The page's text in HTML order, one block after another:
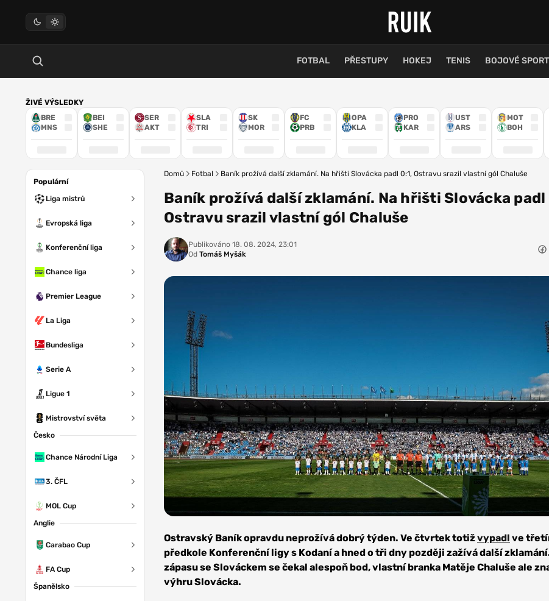
FOTBAL PŘESTUPY HOKEJ TENIS BOJOVÉ
ŽIVÉ VÝSLEDKY
BRE
MNS
BEI
SHE
SER
AKT
SLA
TRI
SK
MOR
FC
PRB
OPA
KLA
PRO
KAR
UST
ARS
MOT
BOH
Populární
Liga mistrů
Evropská liga
Konferenční liga
Chance liga
Premier League
La Liga
Bundesliga
Serie A
Ligue 1
Mistrovství světa
Česko
Chance Národní Liga
3. ČFL
MOL Cup
Anglie
Carabao Cup
FA Cup
Španělsko
Domů Fotbal Baník prožívá další zklamání. Na hřišti Slovácka padl 0:1, Ostravu srazil vlastní gól Chaluše
Baník prožívá další zklamání. Na hřišti Slovácka padl
Ostravu srazil vlastní gól Chaluše
Publikováno 18. 08. 2024, 23:01
Od Tomáš Myšák
Jablonec
Ostravský Baník opravdu neprožívá dobrý týden. Ve čtvrtek totižvypadl ve
předkole Konferenční ligy s Kodaní a hned o tři dny později zažívá další
zápasu se Slováckem se čekal alespoň bod, vlastní branka Matěje Chaluše ale
výhru Slovácka.